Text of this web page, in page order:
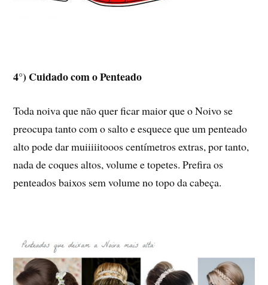
4°) Cuidado com o Penteado
Toda noiva que não quer ficar maior que o Noivo se
preocupa tanto com o salto e esquece que um penteado
alto pode dar muiiiiitooos centímetros extras, por tanto,
nada de coques altos, volume e topetes. Prefira os
penteados baixos sem volume no topo da cabeça.